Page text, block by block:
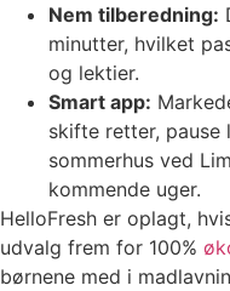
Nem tilberedning:
minutter, hvilket
og lektier.
Smart app:
skifte retter, pause
sommerhus ved
kommende uger.
HelloFresh er oplagt,
udvalg frem for 100%
børnene med i